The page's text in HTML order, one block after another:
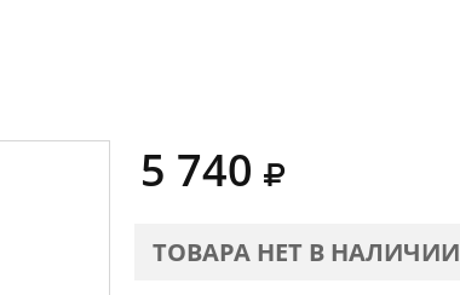
5 740
ТОВАРА НЕТ В НАЛИЧИИ